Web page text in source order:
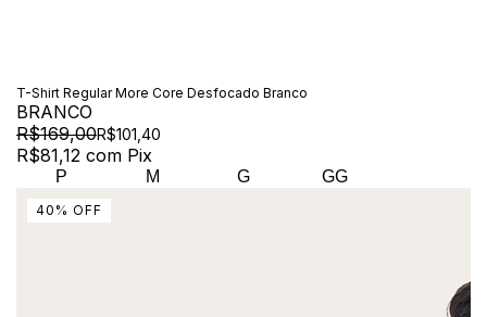
T-Shirt Regular More Core Desfocado Branco
BRANCO
R$169,00R$101,40
R$81,12 com Pix
P M G GG
40 % OFF